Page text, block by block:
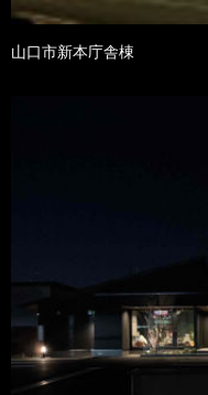
山口市新本庁舎棟